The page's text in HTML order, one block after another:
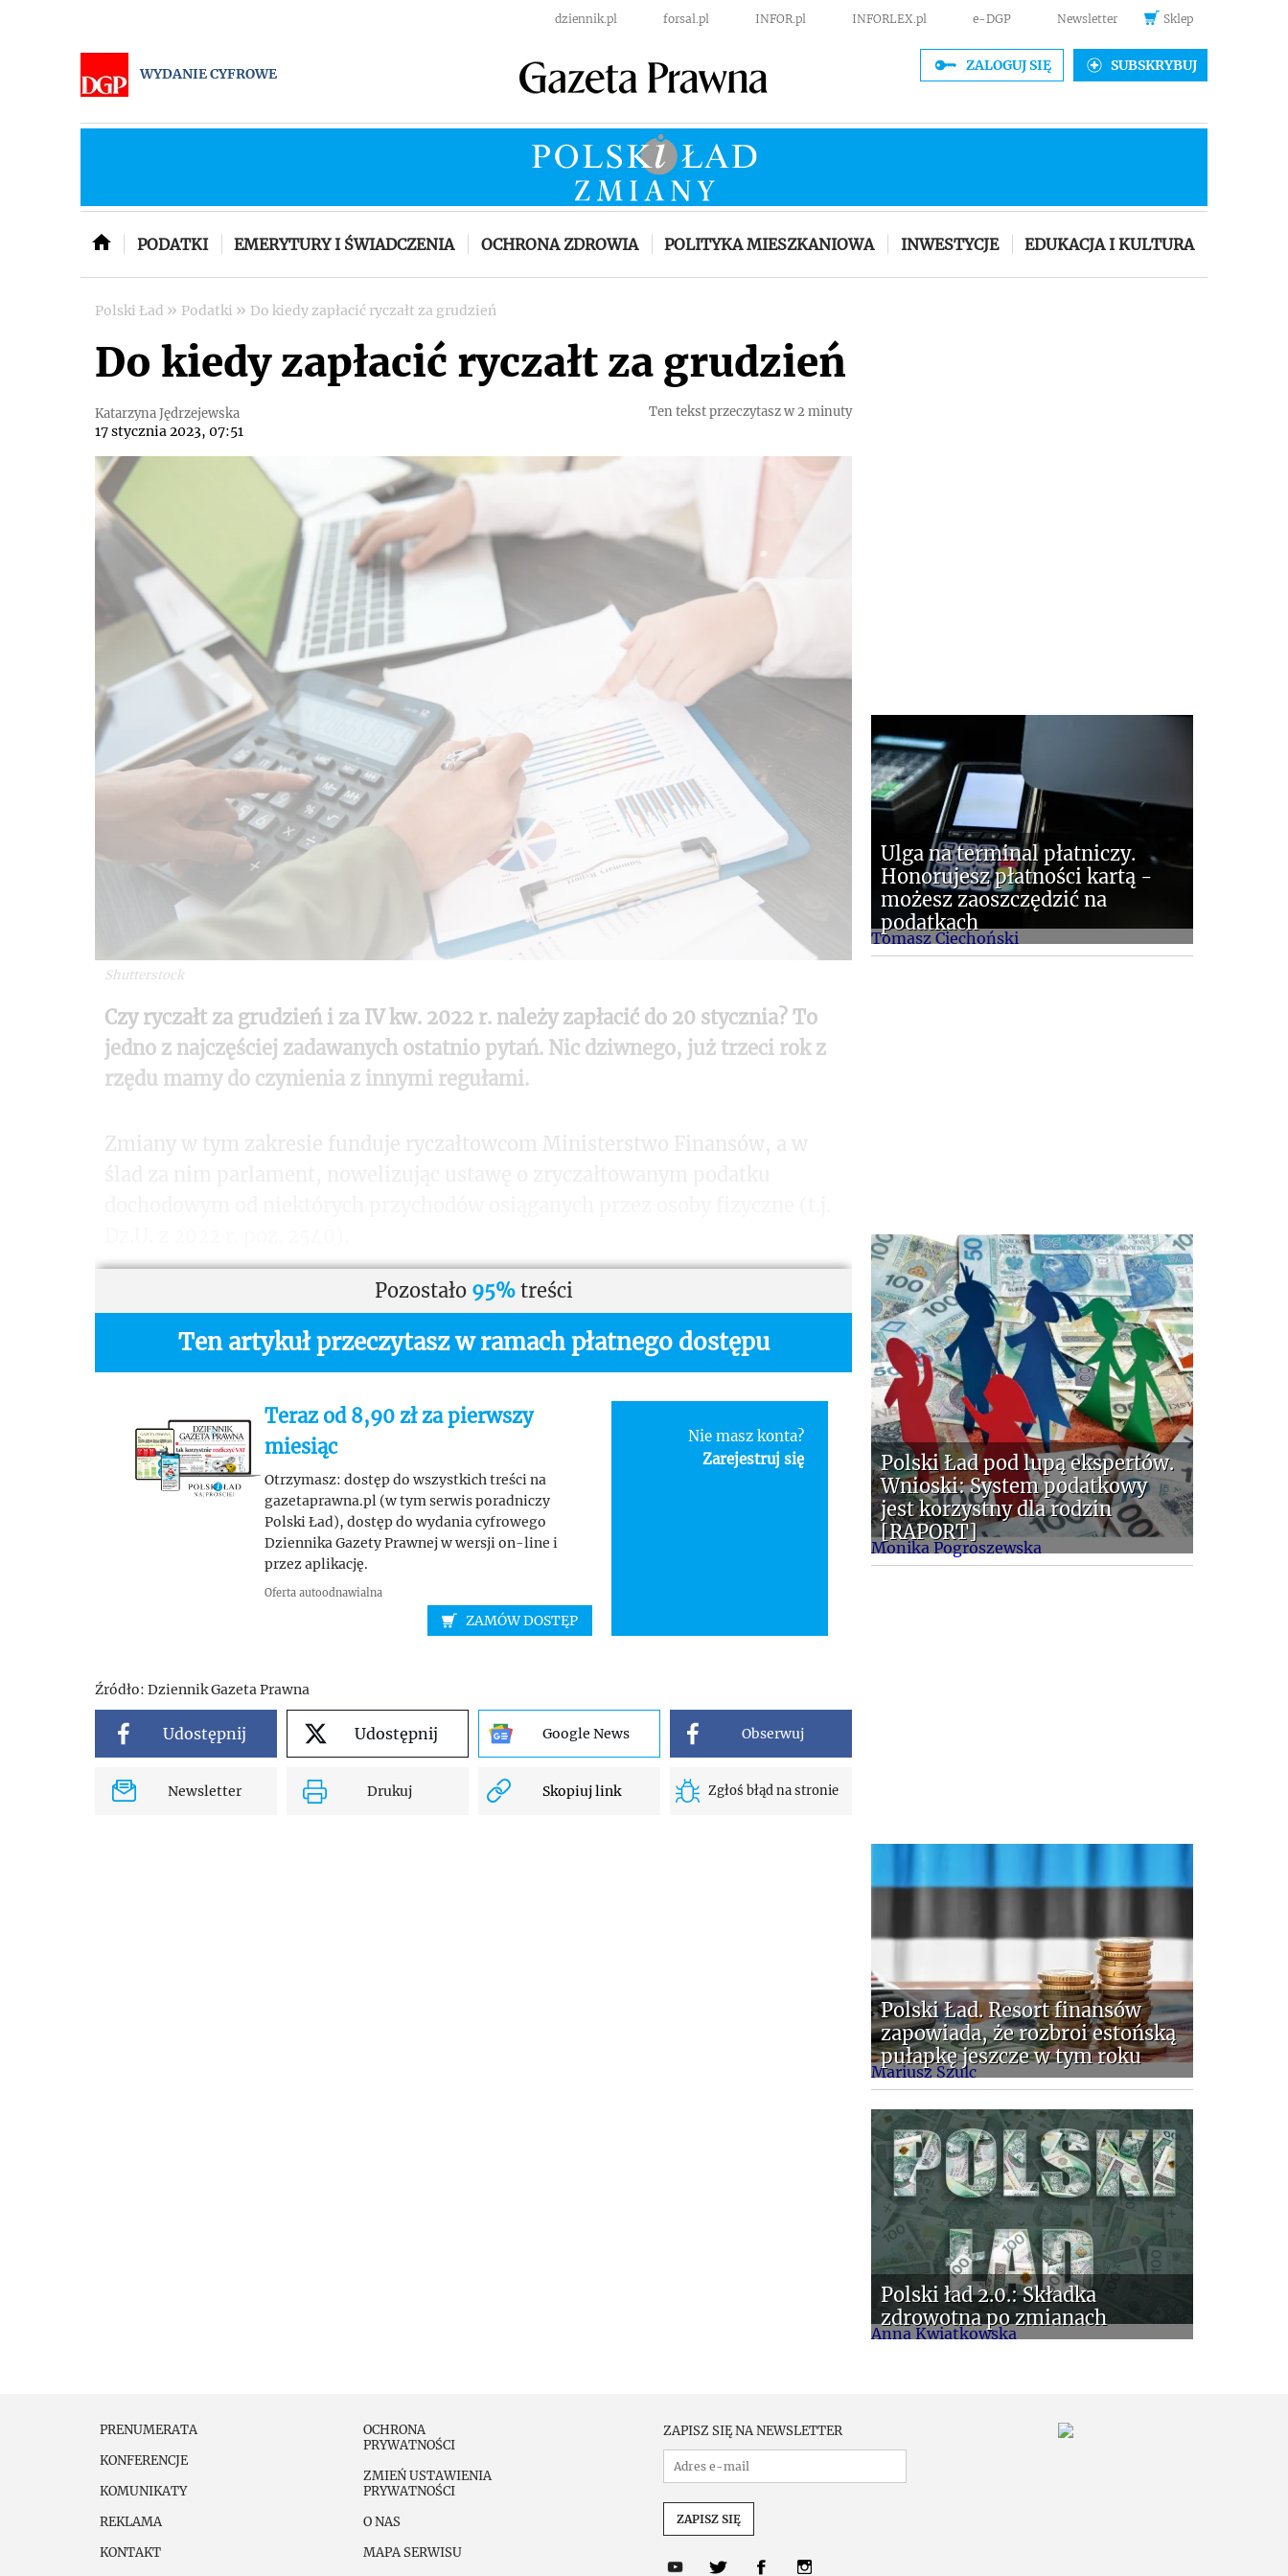
dziennik.pl forsal.pl INFOR.pl INFORLEX.pl e-DGP Newsletter Sklep
WYDANIE CYFROWE ZALOGUJ SIĘ SUBSKRYBUJ
PODATKI EMERYTURY I ŚWIADCZENIA OCHRONA ZDROWIA POLITYKA MIESZKANIOWA INWESTYCJE EDUKACJA I KULTURA
Polski Ład » Podatki » Do kiedy zapłacić ryczałt za grudzień
Do kiedy zapłacić ryczałt za grudzień
Katarzyna Jędrzejewska
17 stycznia 2023, 07:51
Ten tekst przeczytasz w 2 minuty
Shutterstock
Czy ryczałt za grudzień i za IV kw. 2022 r. należy zapłacić do 20 stycznia? To
jedno z najczęściej zadawanych ostatnio pytań. Nic dziwnego, już trzeci rok z
rzędu mamy do czynienia z innymi regułami.
Zmiany w tym zakresie funduje ryczałtowcom Ministerstwo Finansów, a w
Pozostało 95%treści
Ten artykuł przeczytasz w ramach płatnego dostępu
Teraz od 8,90 zł za pierwszy
miesiąc
Otrzymasz: dostęp do wszystkich treści na
gazetaprawna.pl (w tym serwis poradniczy
Polski Ład), dostęp do wydania cyfrowego
Dziennika Gazety Prawnej w wersji on-line i
przez aplikację.
Oferta autoodnawialna
ZAMÓW DOSTĘP
Nie masz konta?
Zarejestruj się
Źródło: Dziennik Gazeta Prawna
Udostępnij Udostępnij Google News Obserwuj
Newsletter Drukuj Skopiuj link Zgłoś błąd na stronie
Tomasz Ciechoński
Ulga na terminal płatniczy.
Honorujesz płatności kartą -
możesz zaoszczędzić na
podatkach
Monika Pogroszewska
Polski Ład pod lupą ekspertów.
Wnioski: System podatkowy
jest korzystny dla rodzin
[RAPORT]
Mariusz Szulc
Polski Ład. Resort finansów
zapowiada, że rozbroi estońską
pułapkę jeszcze w tym roku
Anna Kwiatkowska
Polski ład 2.0.: Składka
zdrowotna po zmianach
PRENUMERATA
KONFERENCJE
KOMUNIKATY
REKLAMA
KONTAKT
OCHRONA
PRYWATNOŚCI
ZMIEŃ USTAWIENIA
PRYWATNOŚCI
O NAS
MAPA SERWISU
ZAPISZ SIĘ NA NEWSLETTER